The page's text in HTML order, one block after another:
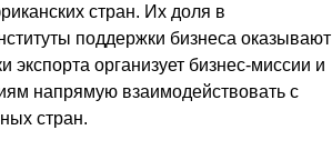
стран. Их доля в
поддержки бизнеса оказывают
организует бизнес-миссии и
напрямую взаимодействовать с
стран.